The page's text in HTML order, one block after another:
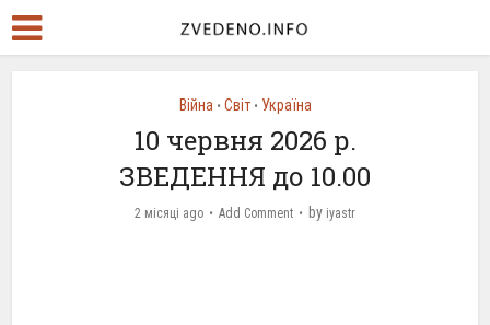
Війна • Світ • Україна
10 червня 2026 р.
ЗВЕДЕННЯ до 10.00
2 місяці ago Add Comment by iyastr